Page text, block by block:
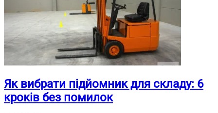
Як вибрати підйомник для складу: 6
кроків без помилок